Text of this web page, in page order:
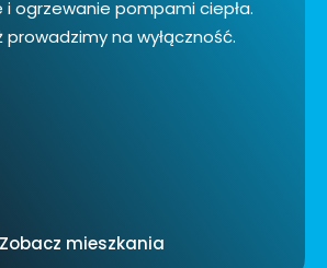
ogrzewanie pompami ciepła.
prowadzimy na wyłączność.
Zobacz mieszkania